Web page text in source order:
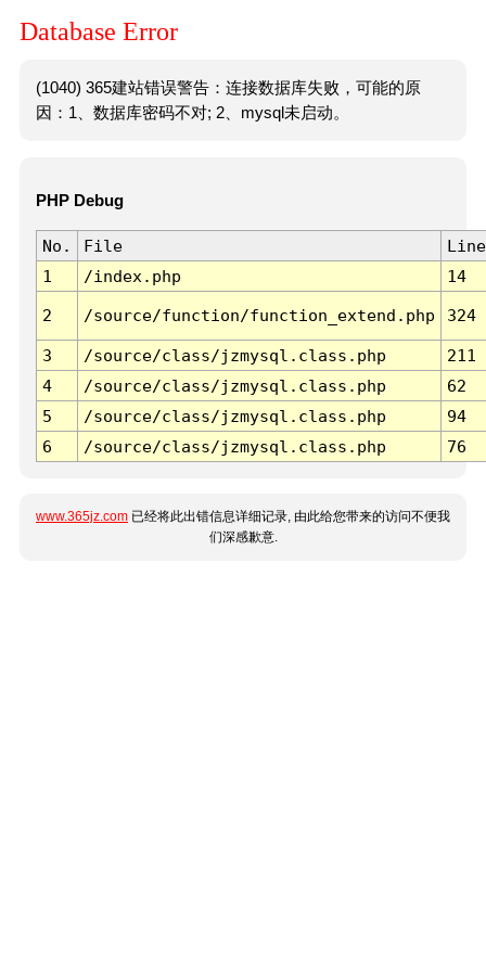
Database Error
(1040) 365建站错误警告：连接数据库失败，可能的原
因：1、数据库密码不对; 2、mysql未启动。
PHP Debug
No. File
Line
1
/index.php 14
2 /source/function/function_extend.php 324
3 /source/class/jzmysql.class.php
211
4
/source/class/jzmysql.class.php
62
5
/source/class/jzmysql.class.php
94
6
/source/class/jzmysql.class.php 76
www.365jz.com 已经将此出错信息详细记录, 由此给您带来的访问不便我
们深感歉意.